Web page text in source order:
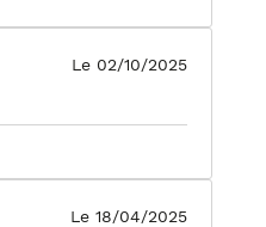
Le 02/10/2025
Le 18/04/2025